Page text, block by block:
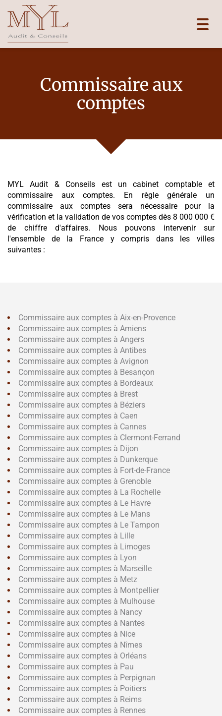
Commissaire aux
comptes
MYL Audit & Conseils est un cabinet comptable et
commissaire aux comptes. En règle générale un
commissaire aux comptes sera nécessaire pour la
vérification et la validation de vos comptes dès 8 000 000 €
de chiffre d'affaires. Nous pouvons intervenir sur
l'ensemble de la France y compris dans les villes
suivantes :
Commissaire aux comptes à Aix-en-Provence
Commissaire aux comptes à Amiens
Commissaire aux comptes à Angers
Commissaire aux comptes à Antibes
Commissaire aux comptes à Avignon
Commissaire aux comptes à Besançon
Commissaire aux comptes à Bordeaux
Commissaire aux comptes à Brest
Commissaire aux comptes à Béziers
Commissaire aux comptes à Caen
Commissaire aux comptes à Cannes
Commissaire aux comptes à Clermont-Ferrand
Commissaire aux comptes à Dijon
Commissaire aux comptes à Dunkerque
Commissaire aux comptes à Fort-de-France
Commissaire aux comptes à Grenoble
Commissaire aux comptes à La Rochelle
Commissaire aux comptes à Le Havre
Commissaire aux comptes à Le Mans
Commissaire aux comptes à Le Tampon
Commissaire aux comptes à Lille
Commissaire aux comptes à Limoges
Commissaire aux comptes à Lyon
Commissaire aux comptes à Marseille
Commissaire aux comptes à Metz
Commissaire aux comptes à Montpellier
Commissaire aux comptes à Mulhouse
Commissaire aux comptes à Nancy
Commissaire aux comptes à Nantes
Commissaire aux comptes à Nice
Commissaire aux comptes à Nîmes
Commissaire aux comptes à Orléans
Commissaire aux comptes à Pau
Commissaire aux comptes à Perpignan
Commissaire aux comptes à Poitiers
Commissaire aux comptes à Reims
Commissaire aux comptes à Rennes